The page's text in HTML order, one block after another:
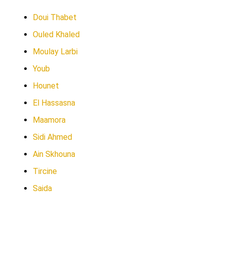
Doui Thabet
Ouled Khaled
Moulay Larbi
Youb
Hounet
El Hassasna
Maamora
Sidi Ahmed
Ain Skhouna
Tircine
Saida